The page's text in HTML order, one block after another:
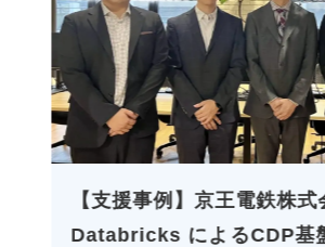
【支援事例】京王電鉄株式会
Databricks によるCDP基盤